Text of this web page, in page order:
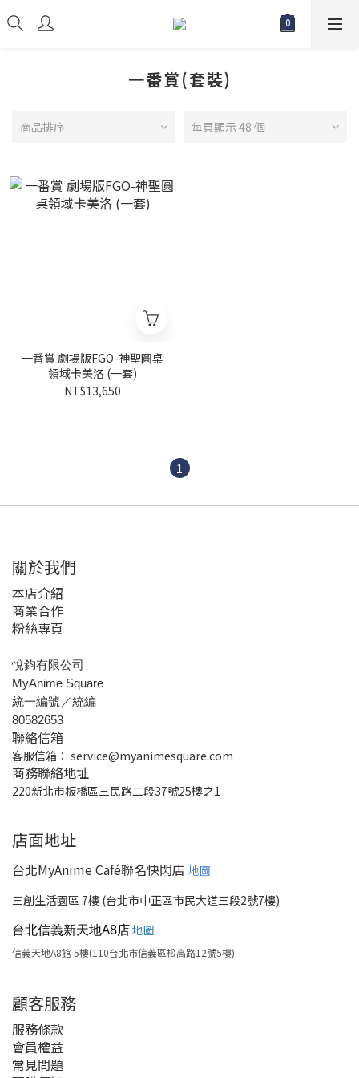
一番賞(套裝)
商品排序 每頁顯示 48 個
一番賞 劇場版FGO-神聖圓桌
領域卡美洛 (一套)
NT$13,650
1
關於我們
本店介紹
商業合作
粉絲專頁
悅鈞有限公司
MyAnime Square
統一編號／統編
80582653
聯絡信箱
客服信箱： service@myanimesquare.com
商務聯絡地址
220新北市板橋區三民路二段37號25樓之1
店面地址
台北MyAnime Café聯名快閃店 地圖
三創生活園區 7樓 (台北市中正區市民大道三段2號7樓)
台北信義新天地A8店地圖
信義天地A8館 5樓(110台北市信義區松高路12號5樓)
顧客服務
服務條款
會員權益
常見問題